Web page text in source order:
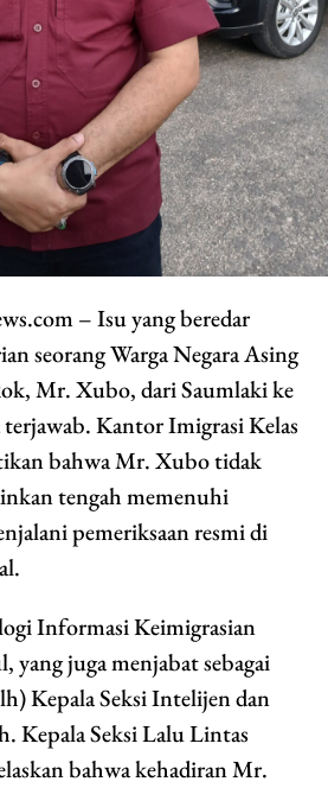
– Isu yang beredar
seorang Warga Negara Asing
Mr. Xubo, dari Saumlaki ke
Kantor Imigrasi Kelas
bahwa Mr. Xubo tidak
tengah memenuhi
pemeriksaan resmi di
Informasi Keimigrasian
yang juga menjabat sebagai
Kepala Seksi Intelijen dan
Kepala Seksi Lalu Lintas
bahwa kehadiran Mr.